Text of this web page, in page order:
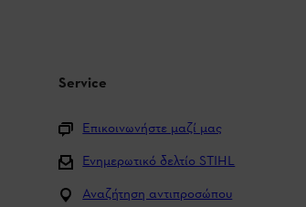
Service
Επικοινωνήστε μαζί μας
Ενημερωτικό δελτίο STIHL
Αναζήτηση αντιπροσώπου